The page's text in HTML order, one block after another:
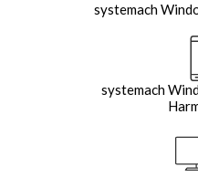
systemach
systemach